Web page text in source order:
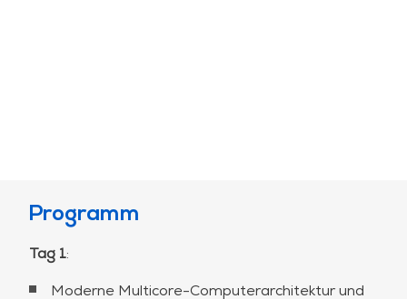
Programm
Tag 1:
Moderne Multicore-Computerarchitektur und